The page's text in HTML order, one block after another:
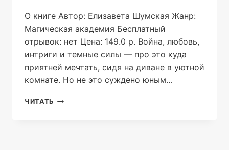
О книге Автор: Елизавета Шумская Жанр:
Магическая академия Бесплатный
отрывок: нет Цена: 149.0 р. Война, любовь,
интриги и темные силы — про это куда
приятней мечтать, сидя на диване в уютной
комнате. Но не это суждено юным…
ЧИТАТЬ ЗВЕРЬ,